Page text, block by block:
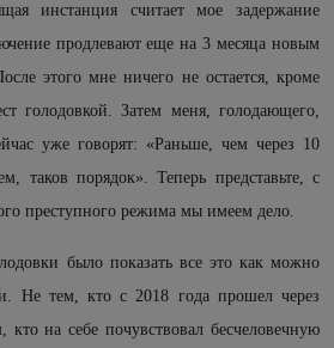
инстанция считает мое задержание
продлевают еще на 3 месяца новым
этого мне ничего не остается, кроме
голодовкой. Затем меня, голодающего,
уже говорят: «Раньше, чем через 10
таков порядок». Теперь представьте, с
преступного режима мы имеем дело.
было показать все это как можно
Не тем, кто с 2018 года прошел через
на себе почувствовал бесчеловечную